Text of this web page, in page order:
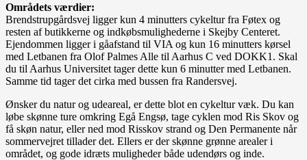
Områdets værdier:
Brendstrupgårdsvej ligger kun 4 minutters cykeltur fra Føtex og
resten af butikkerne og indkøbsmulighederne i Skejby Centeret.
Ejendommen ligger i gåafstand til VIA og kun 16 minutters kørsel
med Letbanen fra Olof Palmes Alle til Aarhus C ved DOKK1. Skal
du til Aarhus Universitet tager dette kun 6 minutter med Letbanen.
Samme tid tager det cirka med bussen fra Randersvej.
Ønsker du natur og udeareal, er dette blot en cykeltur væk. Du kan
løbe skønne ture omkring Egå Engsø, tage cyklen mod Ris Skov og
få skøn natur, eller ned mod Risskov strand og Den Permanente når
sommervejret tillader det. Ellers er der skønne grønne arealer i
området, og gode idræts muligheder både udendørs og inde.